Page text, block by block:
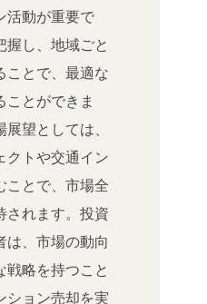
活動が重要で
握し、地域ごと
ことで、最適な
とができま
望としては、
クトや交通イン
ことで、市場全
されます。投資
は、市場の動向
戦略を持つこと
ション売却を実